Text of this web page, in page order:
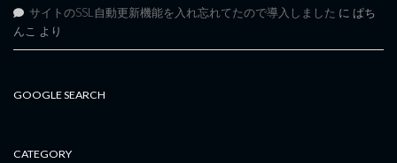
サイトのSSL自動更新機能を入れ忘れてたので導入しました に ぱち
んこ より
GOOGLE SEARCH
CATEGORY